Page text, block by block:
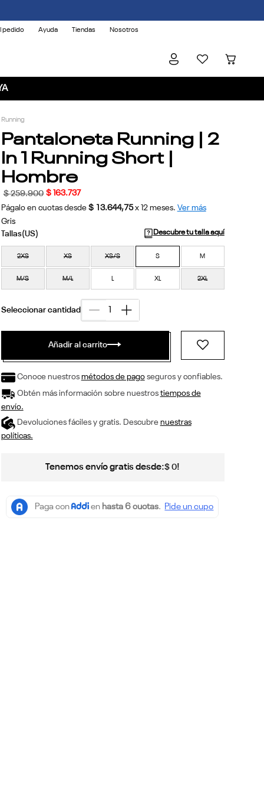
pedido Ayuda Tiendas Nosotros
Running
Pantaloneta Running | 2
In 1 Running Short |
Hombre
$ 259.900 $ 163.737
Págalo en cuotas desde $ 13.644,75 x 12meses. Ver más
Gris
Descubre tu talla aquí
2XS XS XS/S S M
M/S M/L L XL 2XL
Añadir al carrito
Conoce nuestros métodos de pagoseguros y confiables.
Obtén más información sobre nuestros tiempos de
envío.
Devoluciones fáciles y gratis. Descubre nuestras
políticas.
Tenemos envío gratis desde:$ 0!